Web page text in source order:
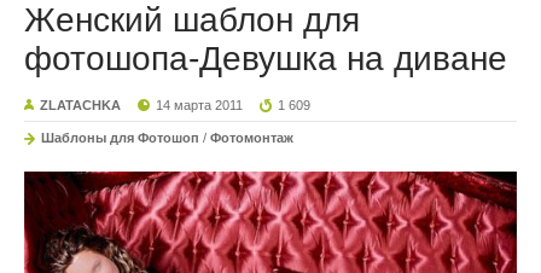
Женский шаблон для
фотошопа-Девушка на диване
ZLATACHKA 14 марта 2011 1 609
Шаблоны для Фотошоп / Фотомонтаж